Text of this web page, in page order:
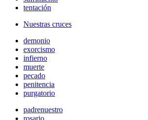
tentación
Nuestras cruces
demonio
exorcismo
infierno
muerte
pecado
penitencia
purgatorio
padrenuestro
rosario